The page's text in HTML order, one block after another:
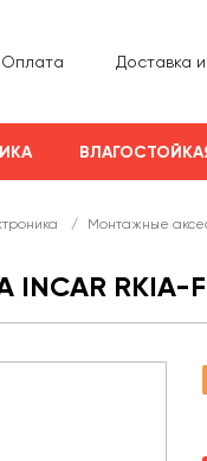
Оплата Доставка
/ Монтажные
RKIA-